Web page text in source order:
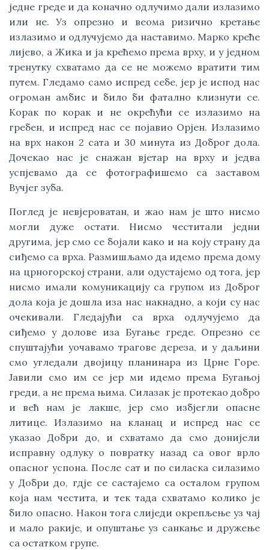
једне греде и да коначно одлучимо дали излазимо
или не. Уз опрезно и веома ризично кретање
излазимо и одлучујемо да наставимо. Марко креће
лијево, а Жика и ја крећемо према врху, и у једном
тренутку схватамо да се не можемо вратити тим
путем. Гледамо само испред себе, јер је испод нас
огроман амбис и било би фатално клизнути се.
Корак по корак и не окрећући се излазимо на
гребен, и испред нас се појавио Орјен. Излазимо
на врх након 2 сата и 30 минута из Доброг дола.
Дочекао нас је снажан вјетар на врху и једва
успјевамо да се фотографишемо са заставом
Вучјег зуба.
Поглед је невјероватан, и жао нам је што нисмо
могли дуже остати. Нисмо честитали једни
другима, јер смо се бојали како и на коју страну да
сиђемо са врха. Размишљамо да идемо према дому
на црногорској страни, али одустајемо од тога, јер
нисмо имали комуникацију са групом из Доброг
дола која је дошла иза нас накнадно, а који су нас
очекивали. Гледајући са врха одлучујемо да
сиђемо у долове иза Бугање греде. Опрезно се
спуштајући уочавамо трагове дереза, и у даљини
смо угледали двојицу планинара из Црне Горе.
Јавили смо им се јер ми идемо према Бугањој
греди, а не према њима. Силазак је протекао добро
и већ нам је лакше, јер смо избјегли опасне
литице. Излазимо на кланац и испред нас се
указао Добри до, и схватамо да смо донијели
исправну одлуку о повратку назад са овог врло
опасног успона. После сат и по силаска силазимо
у Добри до, гдје се састајемо са осталом групом
која нам честита, и тек тада схватамо колико је
било опасно. Након тога слиједи окрепљење уз чај
и мало ракије, и опуштање уз санкање и дружење
са остатком групе.